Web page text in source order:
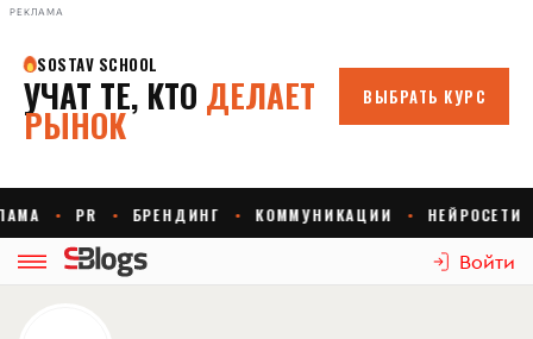
РЕКЛАМА
Войти